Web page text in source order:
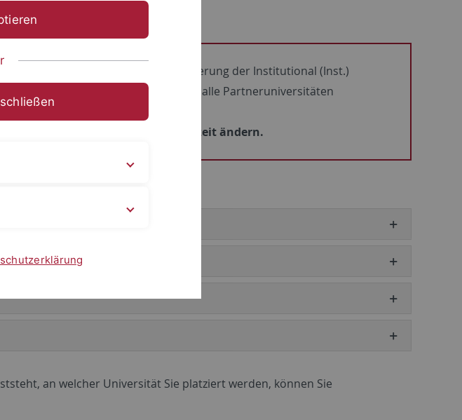
Sie entnehmen, ob für eine Platzierung der Institutional (Inst.)
(iBT) erforderlich ist. Der iBT ist für alle Partneruniversitäten
sich in Ausnahmefällen jederzeit ändern.
an welcher Universität Sie platziert werden, können Sie